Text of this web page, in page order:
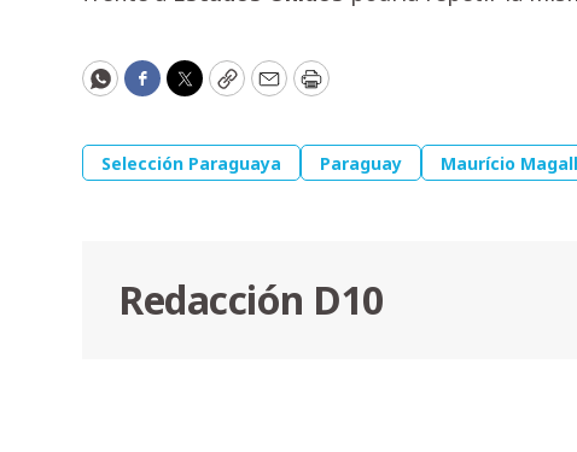
WhatsApp
Facebook
Twitter
CopyEmailPrint
Selección Paraguaya Paraguay Maurício
Redacción D10